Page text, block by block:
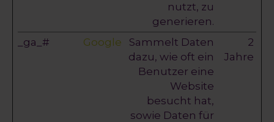
nutzt, zu
generieren.
_ga_# Google
Sammelt Daten
dazu, wie oft ein
Benutzer eine
Website
besucht hat,
sowie Daten für
2
Jahre